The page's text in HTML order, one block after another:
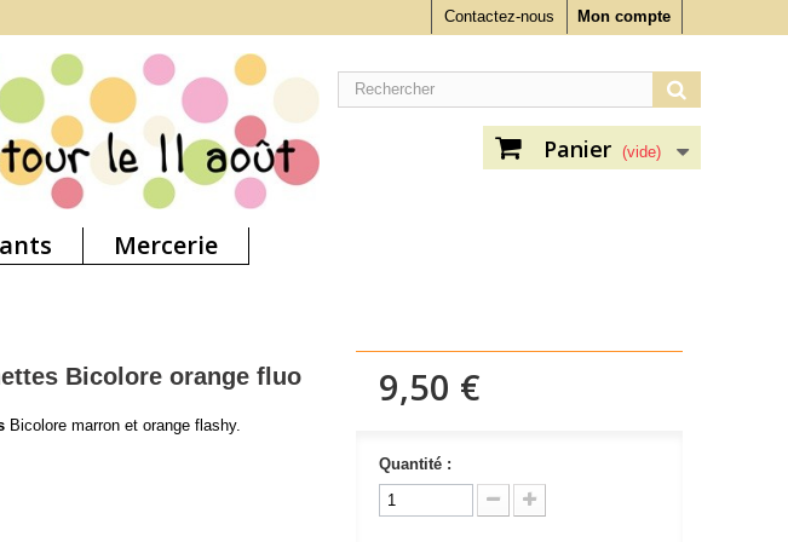
Mon compte
Contactez-nous
Panier (vide)
Mercerie
Bicolore orange fluo
Bicolore marron et orange flashy.
9,50 €
Quantité :